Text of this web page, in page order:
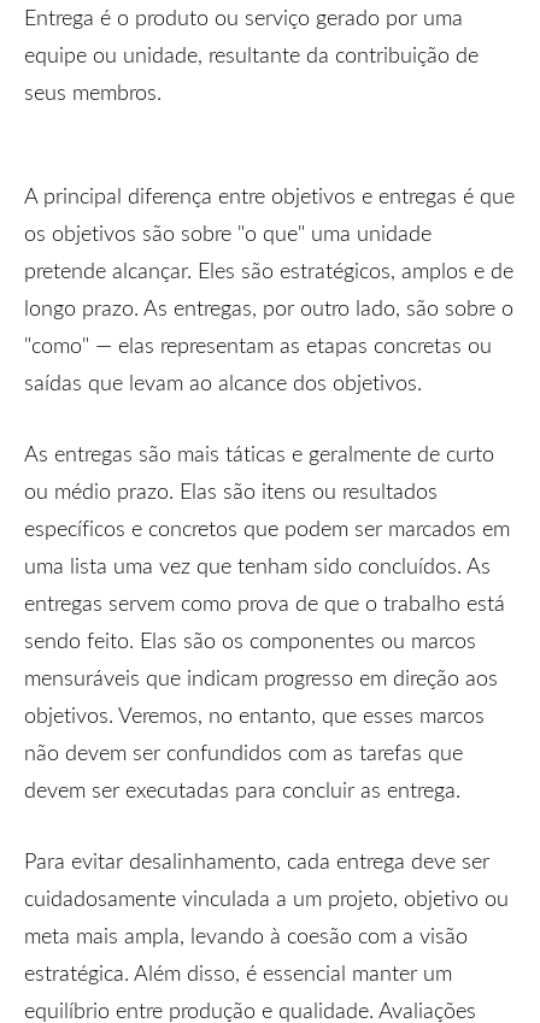
Entrega é o produto ou serviço gerado por uma
equipe ou unidade, resultante da contribuição de
seus membros.
A principal diferença entre objetivos e entregas é que
os objetivos são sobre "o que" uma unidade
pretende alcançar. Eles são estratégicos, amplos e de
longo prazo. As entregas, por outro lado, são sobre o
"como" — elas representam as etapas concretas ou
saídas que levam ao alcance dos objetivos.
As entregas são mais táticas e geralmente de curto
ou médio prazo. Elas são itens ou resultados
específicos e concretos que podem ser marcados em
uma lista uma vez que tenham sido concluídos. As
entregas servem como prova de que o trabalho está
sendo feito. Elas são os componentes ou marcos
mensuráveis que indicam progresso em direção aos
objetivos. Veremos, no entanto, que esses marcos
não devem ser confundidos com as tarefas que
devem ser executadas para concluir as entrega.
Para evitar desalinhamento, cada entrega deve ser
cuidadosamente vinculada a um projeto, objetivo ou
meta mais ampla, levando à coesão com a visão
estratégica. Além disso, é essencial manter um
equilíbrio entre produção e qualidade. Avaliações